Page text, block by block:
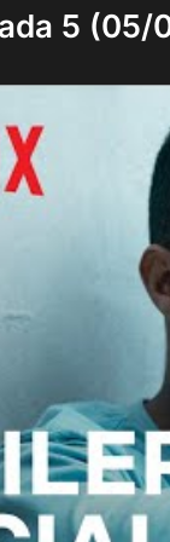
5 (05/